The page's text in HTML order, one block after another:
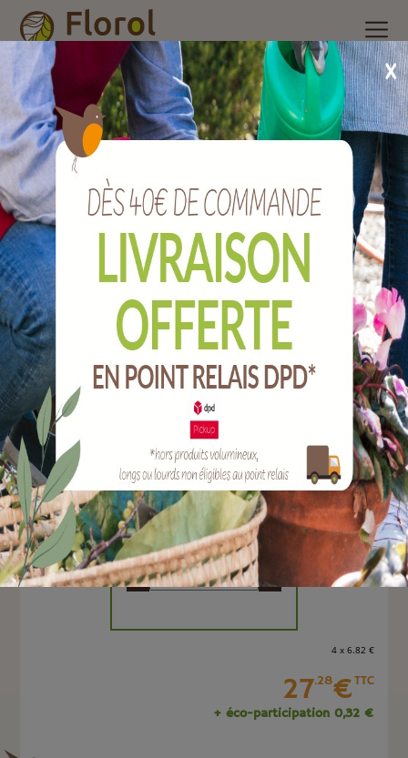
Accueil Nos produits /Manches/Manches fibre/
Manche
pour fourche/pelle en fibre 135 cm cintré.
Manche pour fourche/pelle en fibre 135 cm
cintré.
Ref : MMMPAP
EAN :
Marque :
SOERGEN Distribution
Quantité :
Unité
- +
4 x 6.82 €
27.28€TTC
+ éco-participation 0,32 €